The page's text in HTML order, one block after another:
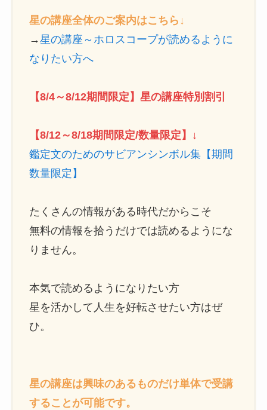
星の講座全体のご案内はこちら↓
→星の講座～ホロスコープが読めるように
なりたい方へ
【8/4～8/12期間限定】星の講座特別割引
【8/12～8/18期間限定/数量限定】↓
鑑定文のためのサビアンシンボル集【期間
数量限定】
たくさんの情報がある時代だからこそ
無料の情報を拾うだけでは読めるようにな
りません。
本気で読めるようになりたい方
星を活かして人生を好転させたい方はぜ
ひ。
星の講座は興味のあるものだけ単体で受講
することが可能です。